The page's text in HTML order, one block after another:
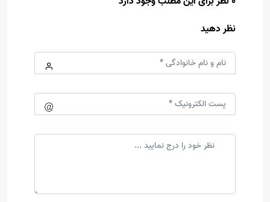
نظر دهید